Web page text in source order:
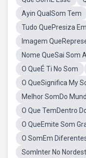
Ayin QualSom Tem
Tudo QuePresiza
Imagem
Nome QueSai Som
O QueÉ Ti No Som
O QueSignifica My
Melhor SomDo
O Que TemDentro
O QueEmite Som
O SomEm
SomInter No